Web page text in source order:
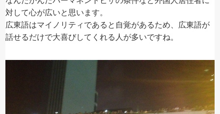
対して心が広いと思います。
広東語はマイノリティであると自覚があるため、広東語が
話せるだけで大喜びしてくれる人が多いですね。